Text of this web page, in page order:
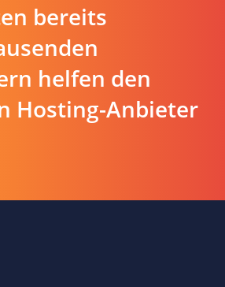
bereits
helfen den
Hosting-Anbieter